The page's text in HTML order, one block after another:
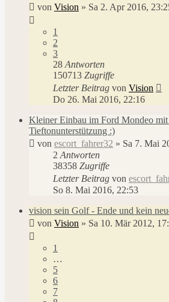
von Vision » Sa 2. Apr 2016,
1
2
3
28 Antworten
150713 Zugriffe
Letzter Beitrag von Vision
Do 26. Mai 2016, 22:16
Kleiner Einbau im Ford Mondeo mit
Tieftonunterstützung :)
von escort_fahrer32 » Sa 7. Mai
2 Antworten
38358 Zugriffe
Letzter Beitrag von
So 8. Mai 2016, 22:53
vision sein Golf - Ende und kein
von Vision » Sa 10. Mär 2012,
1
…
5
6
7